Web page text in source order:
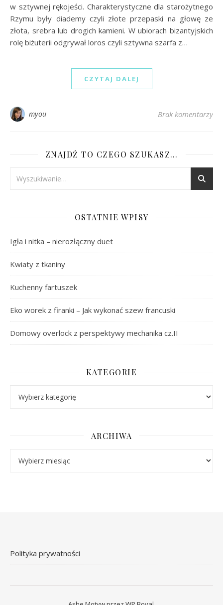
w sztywnej rękojeści. Charakterystyczne dla starożytnego
Rzymu były diademy czyli złote przepaski na głowę ze
złota, srebra lub drogich kamieni. W ubiorach bizantyjskich
rolę biżuterii odgrywał loros czyli sztywna szarfa z…
CZYTAJ DALEJ
myou Brak komentarzy
ZNAJDŹ TO CZEGO SZUKASZ…
OSTATNIE WPISY
Igła i nitka – nierozłączny duet
Kwiaty z tkaniny
Kuchenny fartuszek
Eko worek z firanki – Jak wykonać szew francuski
Domowy overlock z perspektywy mechanika cz.II
KATEGORIE
ARCHIWA
Polityka prywatności